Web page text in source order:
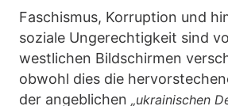
Faschismus, Korruption und
soziale Ungerechtigkeit sind
westlichen Bildschirmen
obwohl dies die
der angeblichen „ukrainischen